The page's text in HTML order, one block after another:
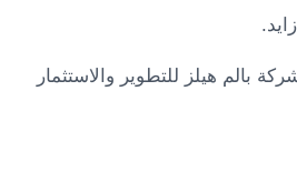
.
بالم هيلز للتطوير والاستثمار